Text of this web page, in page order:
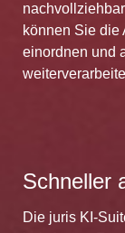
können Sie die
einordnen und
Schneller
Die juris KI-